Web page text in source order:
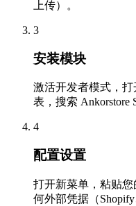
上传）。
3
安装模块
激活开发者模式，
表，搜索 Ankorstore
4
配置设置
打开新菜单，粘贴
何外部凭据（